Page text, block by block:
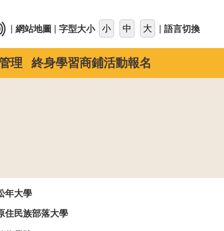
網站地圖 字型大小 語言切換
理 終身學習商鋪活動報名
年大學
住民族部落大學